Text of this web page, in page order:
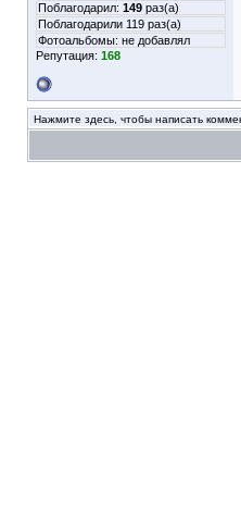
Поблагодарил: 149 раз(а)
Поблагодарили 119 раз(а)
Фотоальбомы: не добавлял
Репутация: 168
Нажмите здесь, чтобы написать